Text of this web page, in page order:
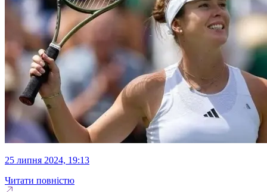
25 липня 2024, 19:13
Читати повністю